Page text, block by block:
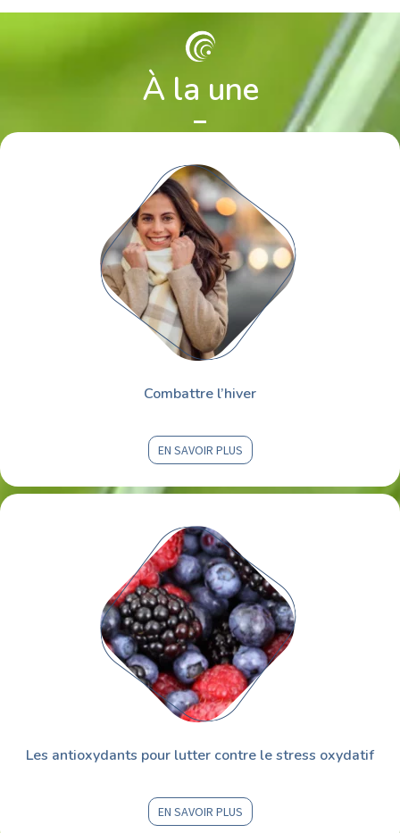
À la une
Combattre l’hiver
EN SAVOIR PLUS
Les antioxydants pour lutter contre le stress oxydatif
EN SAVOIR PLUS